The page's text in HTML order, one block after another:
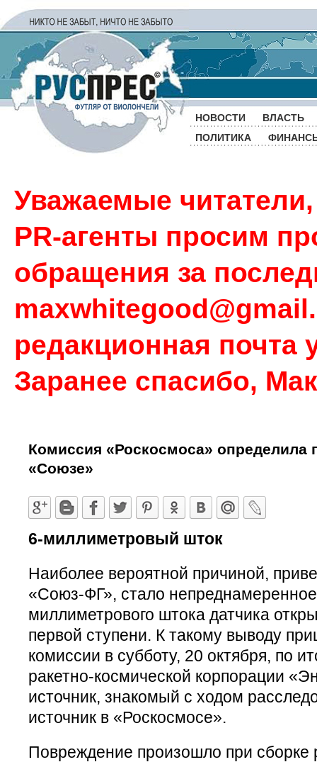
НОВОСТИ
ВЛАСТЬ
ПОЛИТИКА
Уважаемые
PR-агенты просим
обращения за
редакционная почта
Заранее спасибо,
Комиссия «Роскосмоса» определила
«Союзе»
6-миллиметровый шток
Наиболее вероятной причиной,
«Союз-ФГ», стало
миллиметрового штока датчика
первой ступени. К такому выводу
комиссии в субботу, 20 октября, по
ракетно-космической корпорации
источник, знакомый с ходом
источник в «Роскосмосе».
Повреждение произошло при сборке